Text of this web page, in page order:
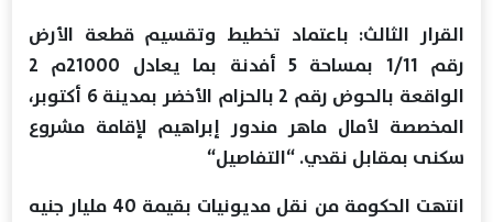
القرار الثالث: باعتماد تخطيط وتقسيم قطعة الأرض
رقم 1/11 بمساحة 5 أفدنة بما يعادل 21000م 2
الواقعة بالحوض رقم 2 بالحزام الأخضر بمدينة 6 أكتوبر،
المخصصة لأمال ماهر مندور إبراهيم لإقامة مشروع
سكنى بمقابل نقدي. “التفاصيل“
انتهت الحكومة من نقل مديونيات بقيمة 40 مليار جنيه